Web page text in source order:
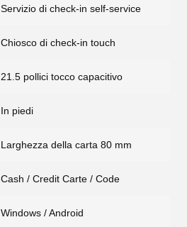
Servizio di check-in self-service
Chiosco di check-in touch
21.5 pollici tocco capacitivo
In piedi
Larghezza della carta 80 mm
Cash / Credit Carte / Code
Windows / Android